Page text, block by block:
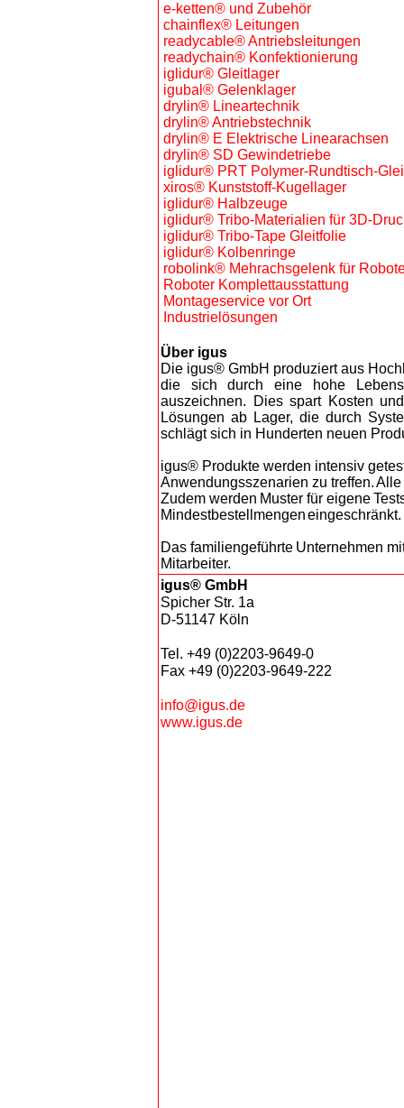
e-ketten® und Zubehör
chainflex® Leitungen
readycable® Antriebsleitungen
readychain® Konfektionierung
iglidur® Gleitlager
igubal® Gelenklager
drylin® Lineartechnik
drylin® Antriebstechnik
drylin® E Elektrische Linearachsen
drylin® SD Gewindetriebe
iglidur® PRT Polymer-Rundtisch-
xiros® Kunststoff-Kugellager
iglidur® Halbzeuge
iglidur® Tribo-Materialien für 3D-
iglidur® Tribo-Tape Gleitfolie
iglidur® Kolbenringe
robolink® Mehrachsgelenk für
Roboter Komplettausstattung
Montageservice vor Ort
Industrielösungen
Über igus
Die igus® GmbH produziert aus
die sich durch eine hohe
auszeichnen. Dies spart Kosten
Lösungen ab Lager, die durch
schlägt sich in Hunderten neuen
igus® Produkte werden intensiv
Anwendungsszenarien zu treffen.
Zudem werden Muster für eigene
Mindestbestellmengen eingeschränkt.
Das familiengeführte Unternehmen
Mitarbeiter.
igus® GmbH
Spicher Str. 1a
D-51147 Köln
Tel. +49 (0)2203-9649-0
Fax +49 (0)2203-9649-222
info@igus.de
www.igus.de